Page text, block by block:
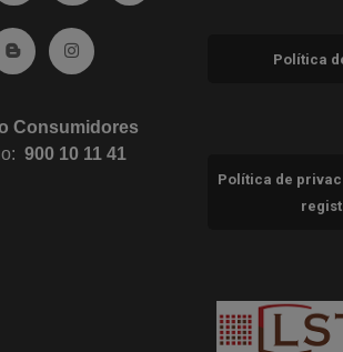
(abre en ventana nueva)
Ir al Blog (abre en ventana nueva)
Ir a Instagram (abre en ventana
Consumidores
900 10 11 41
Política
Política de